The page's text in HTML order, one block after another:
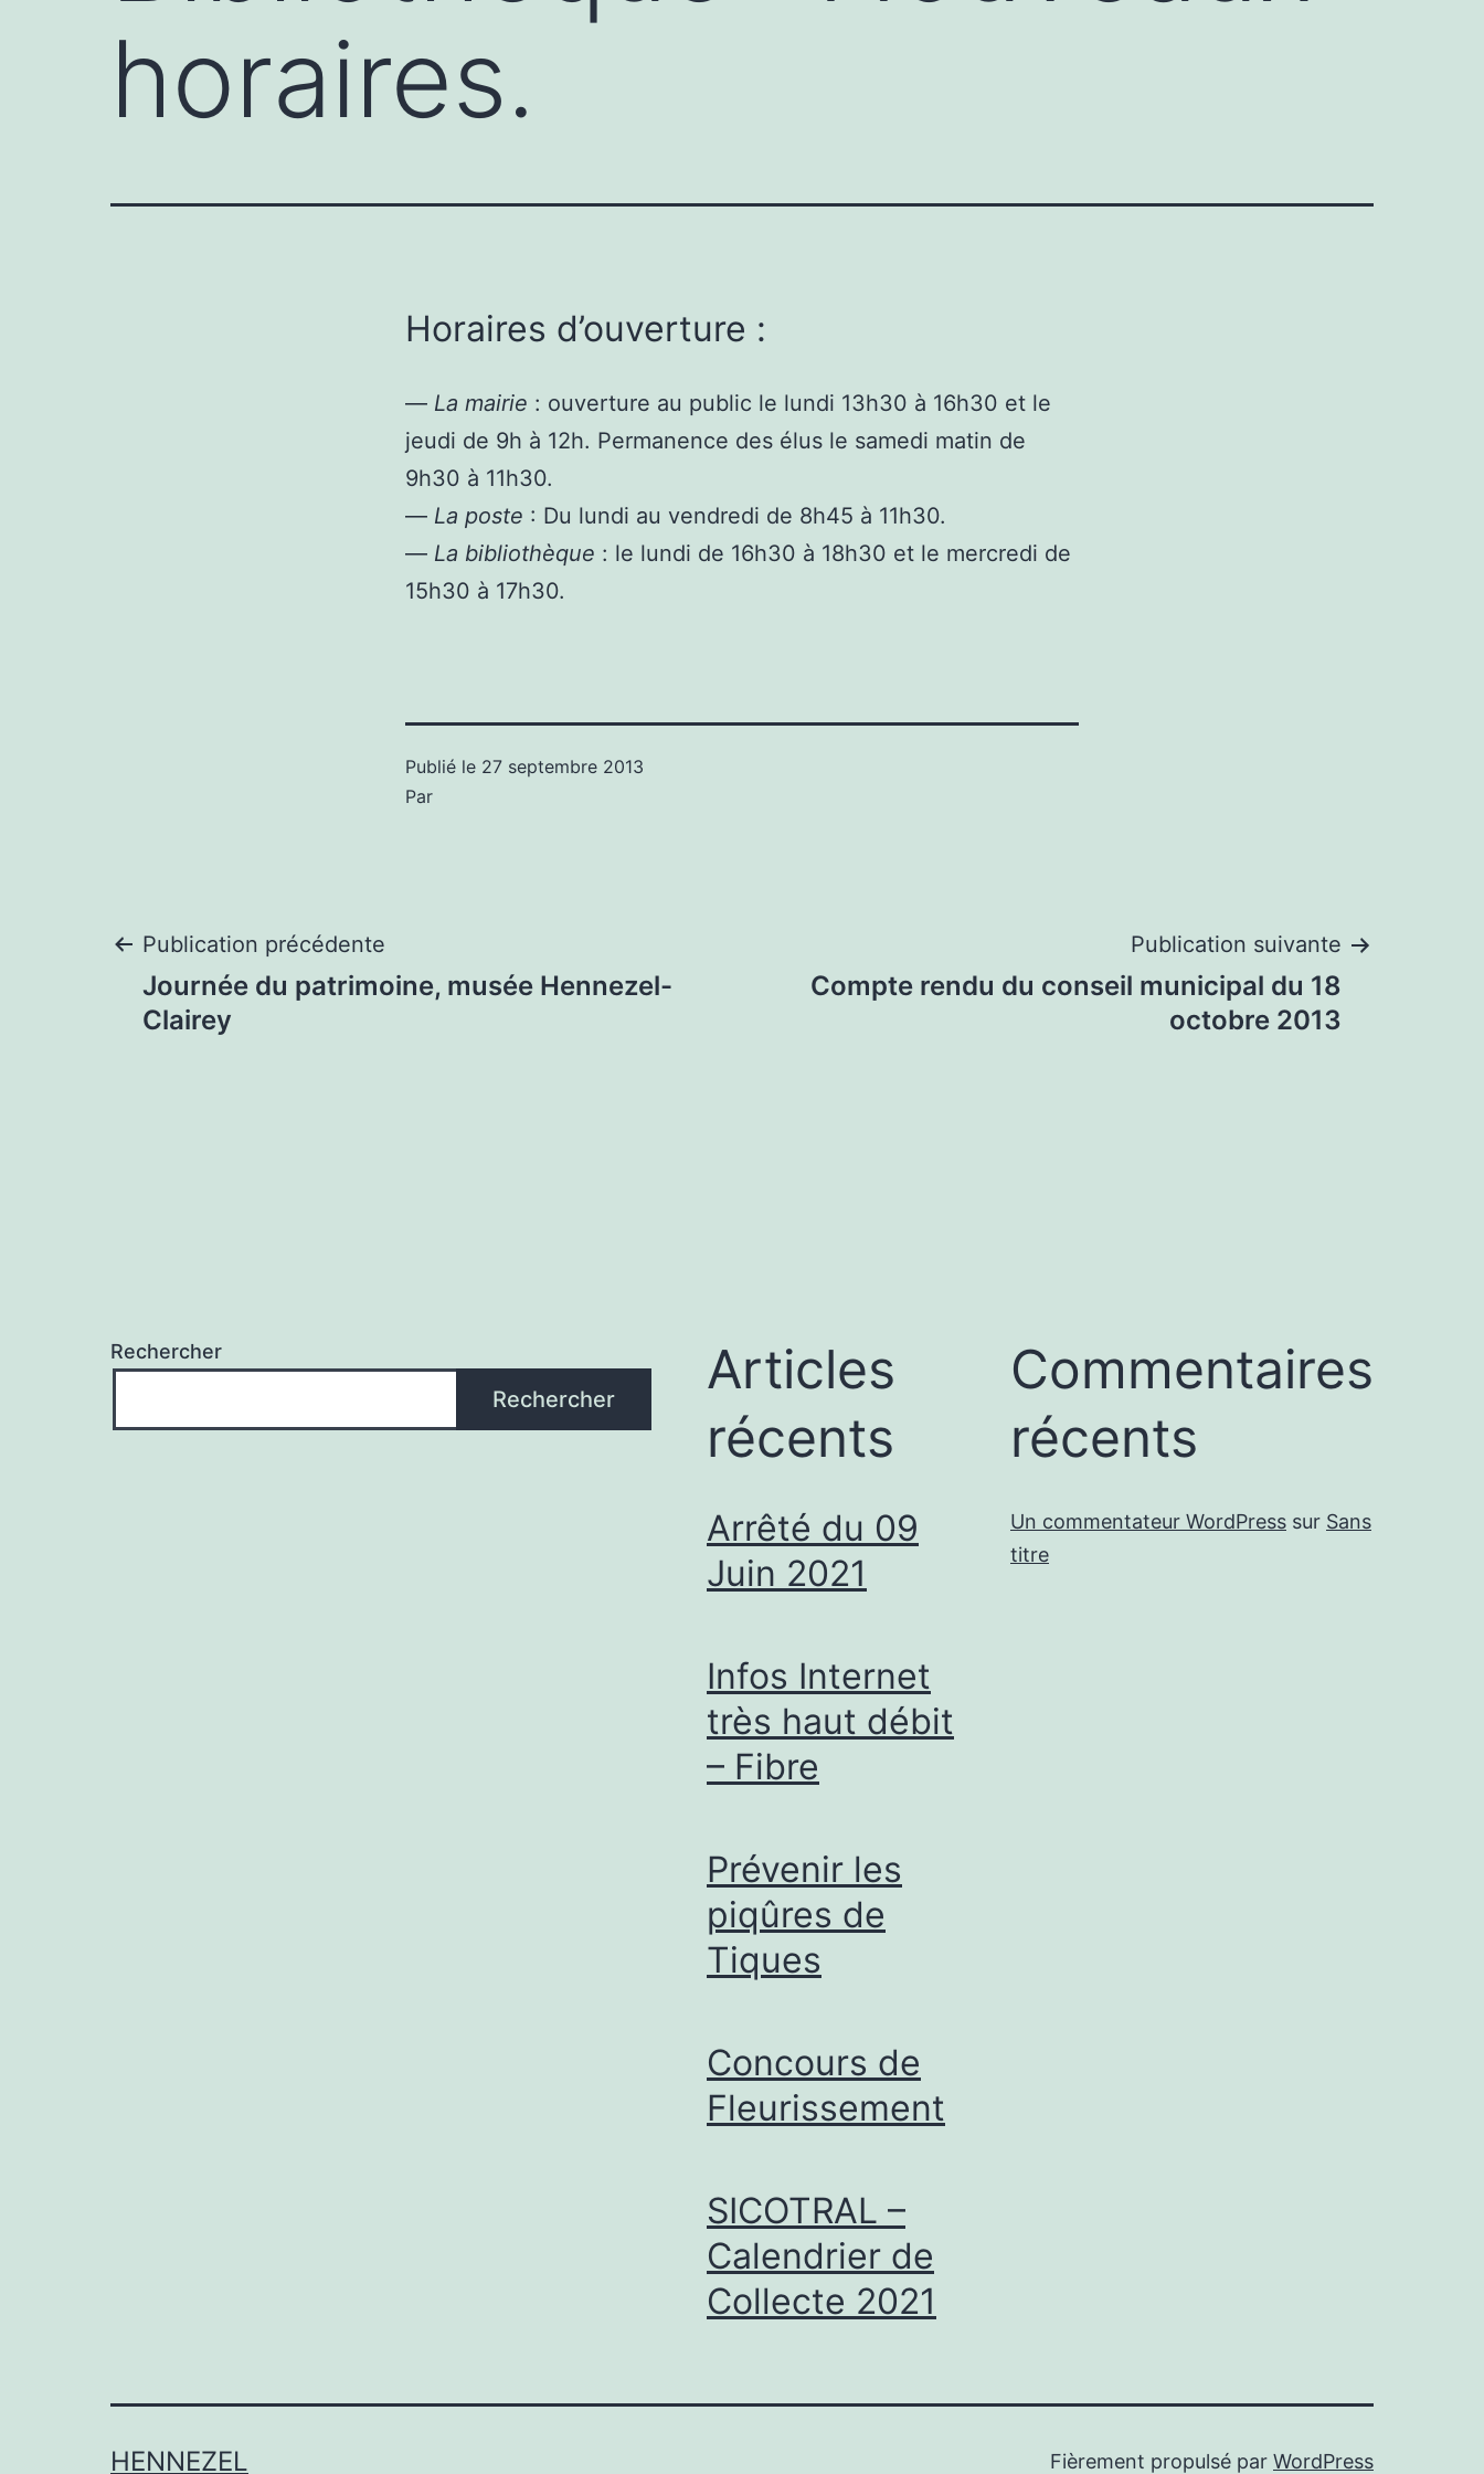
horaires.
Horaires d’ouverture :
— La mairie : ouverture au public le lundi 13h30 à 16h30 et le
jeudi de 9h à 12h. Permanence des élus le samedi matin de
9h30 à 11h30.
— La poste : Du lundi au vendredi de 8h45 à 11h30.
— La bibliothèque : le lundi de 16h30 à 18h30 et le mercredi de
15h30 à 17h30.
Publié le 27 septembre 2013
Par
Navigation
de
Publication précédente
Journée du patrimoine, musée Hennezel-
Clairey
Publication suivante
Compte rendu du conseil municipal du 18
octobre 2013
Rechercher
Rechercher
Articles
récents
Arrêté du 09
Juin 2021
Infos Internet
très haut débit
– Fibre
Prévenir les
piqûres de
Tiques
Concours de
Fleurissement
SICOTRAL –
Calendrier de
Collecte 2021
Commentaires
récents
Un commentateur WordPress sur Sans
titre
HENNEZEL Fièrement propulsé par WordPress